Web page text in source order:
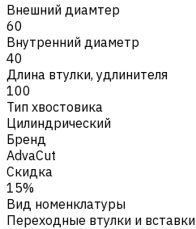
Внешний диамтер
60
Внутренний диаметр
40
Длина втулки, удлинителя
100
Тип хвостовика
Цилиндрический
Бренд
AdvaCut
Скидка
15%
Вид номенклатуры
Переходные втулки и вставки